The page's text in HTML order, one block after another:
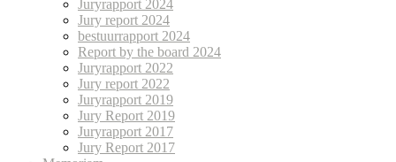
Juryrapport 2024
Jury report 2024
bestuurrapport 2024
Report by the board 2024
Juryrapport 2022
Jury report 2022
Juryrapport 2019
Jury Report 2019
Juryrapport 2017
Jury Report 2017